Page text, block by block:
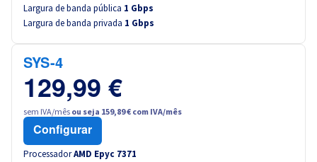
Largura de banda pública 1 Gbps
Largura de banda privada 1 Gbps
SYS-4
129,99 €
sem IVA/mês ou seja 159,89 € com IVA/mês
Configurar
ProcessadorAMD Epyc 7371